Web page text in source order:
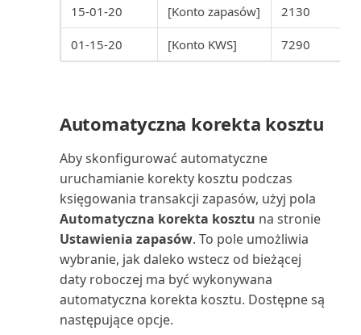
Serwis: faktura korygująca
(raport dokumentu)
Skonsolidowany bilans próbny
Skonsolidowany bilans próbny
(raport Excel)
Skonsolidowany bilans próbny
(raport)
Skumulowane udziały kosztów
(raport)
15-01-20 [Konto zapasów] 2130
01-15-20 [Konto KWS] 7290
Automatyczna korekta kosztu
Aby skonfigurować automatyczne
uruchamianie korekty kosztu podczas
księgowania transakcji zapasów, użyj pola
Automatyczna korekta kosztu na stronie
Ustawienia zapasów. To pole umożliwia
wybranie, jak daleko wstecz od bieżącej
daty roboczej ma być wykonywana
automatyczna korekta kosztu. Dostępne są
następujące opcje.